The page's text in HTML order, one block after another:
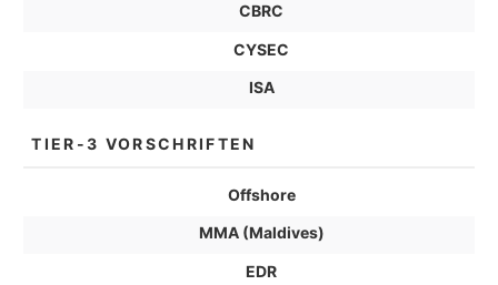
CBRC
CYSEC
ISA
TIER-3 VORSCHRIFTEN
Offshore
MMA (Maldives)
EDR